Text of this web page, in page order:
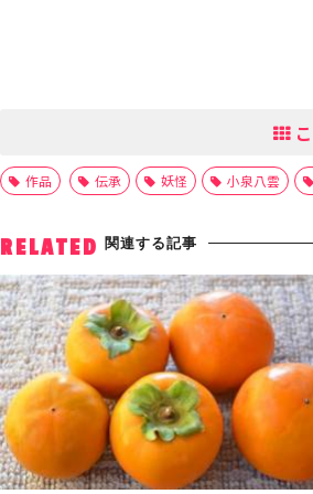
作品 伝承 妖怪 小泉八雲
RELATED 関連する記事